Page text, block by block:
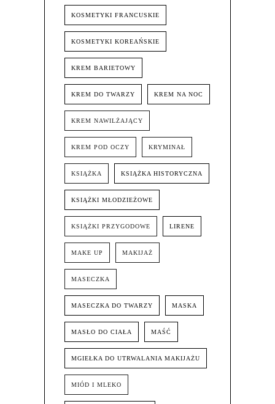
KOSMETYKI FRANCUSKIE
KOSMETYKI KOREAŃSKIE
KREM BARIETOWY
KREM DO TWARZY KREM NA NOC
KREM NAWILŻAJĄCY
KREM POD OCZY KRYMINAŁ
KSIĄŻKA KSIĄŻKA HISTORYCZNA
KSIĄŻKI MŁODZIEŻOWE
KSIĄŻKI PRZYGODOWE LIRENE
MAKE UP MAKIJAŻ
MASECZKA
MASECZKA DO TWARZY MASKA
MASŁO DO CIAŁA MAŚĆ
MGIEŁKA DO UTRWALANIA MAKIJAŻU
MIÓD I MLEKO